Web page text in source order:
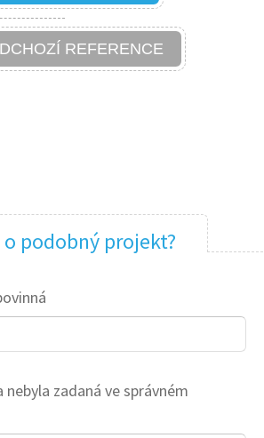
REFERENCE
podobný projekt?
nebyla zadaná ve správném